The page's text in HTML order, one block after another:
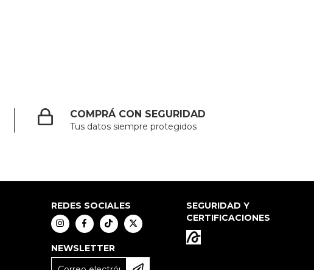
COMPRÁ CON SEGURIDAD
Tus datos siempre protegidos
REDES SOCIALES
NEWSLETTER
SEGURIDAD Y
CERTIFICACIONES